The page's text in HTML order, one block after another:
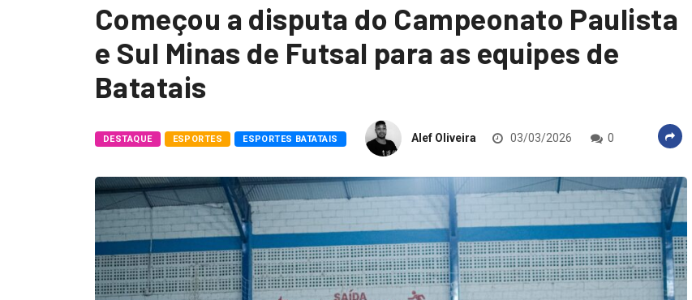
Começou a disputa do Campeonato Paulista
e Sul Minas de Futsal para as equipes de
Batatais
DESTAQUE ESPORTES ESPORTES BATATAIS Alef Oliveira 03/03/2026 0